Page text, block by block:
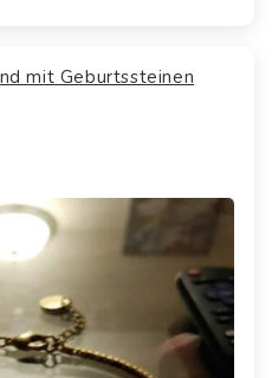
mit Geburtssteinen